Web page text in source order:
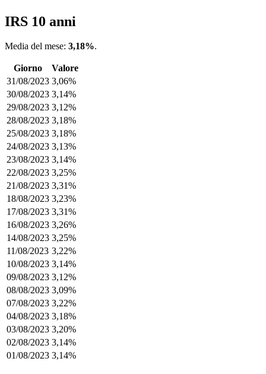
IRS 10 anni
Media del mese: 3,18%.
Giorno
Valore
31/08/2023 3,06%
30/08/2023 3,14%
29/08/2023 3,12%
28/08/2023 3,18%
25/08/2023 3,18%
24/08/2023 3,13%
23/08/2023 3,14%
22/08/2023 3,25%
21/08/2023 3,31%
18/08/2023 3,23%
17/08/2023 3,31%
16/08/2023 3,26%
14/08/2023 3,25%
11/08/2023 3,22%
10/08/2023 3,14%
09/08/2023 3,12%
08/08/2023 3,09%
07/08/2023 3,22%
04/08/2023 3,18%
03/08/2023 3,20%
02/08/2023 3,14%
01/08/2023 3,14%